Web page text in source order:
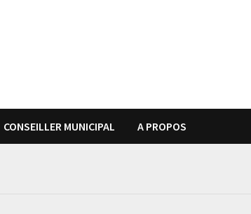
CONSEILLER MUNICIPAL A PROPOS